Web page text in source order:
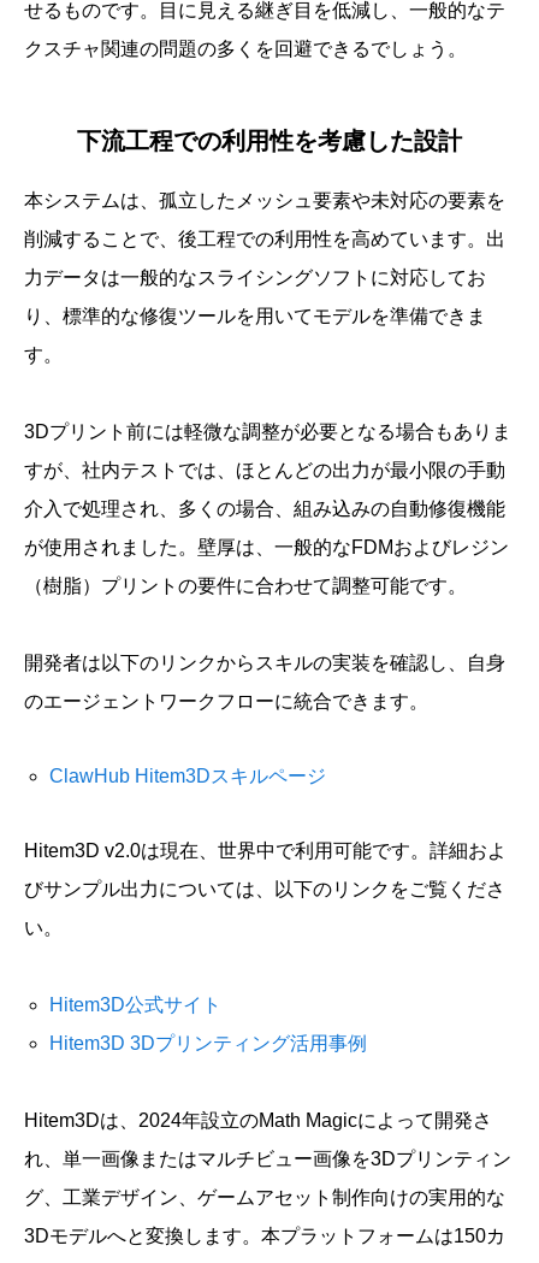
せるものです。目に見える継ぎ目を低減し、一般的なテ
クスチャ関連の問題の多くを回避できるでしょう。
下流工程での利用性を考慮した設計
本システムは、孤立したメッシュ要素や未対応の要素を
削減することで、後工程での利用性を高めています。出
力データは一般的なスライシングソフトに対応してお
り、標準的な修復ツールを用いてモデルを準備できま
す。
3Dプリント前には軽微な調整が必要となる場合もありま
すが、社内テストでは、ほとんどの出力が最小限の手動
介入で処理され、多くの場合、組み込みの自動修復機能
が使用されました。壁厚は、一般的なFDMおよびレジン
（樹脂）プリントの要件に合わせて調整可能です。
開発者は以下のリンクからスキルの実装を確認し、自身
のエージェントワークフローに統合できます。
ClawHub Hitem3Dスキルページ
Hitem3D v2.0は現在、世界中で利用可能です。詳細およ
びサンプル出力については、以下のリンクをご覧くださ
い。
Hitem3D公式サイト
Hitem3D 3Dプリンティング活用事例
Hitem3Dは、2024年設立のMath Magicによって開発さ
れ、単一画像またはマルチビュー画像を3Dプリンティン
グ、工業デザイン、ゲームアセット制作向けの実用的な
3Dモデルへと変換します。本プラットフォームは150カ